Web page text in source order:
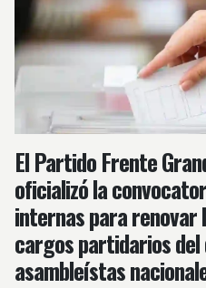
El Partido Frente
oficializó la
internas para renovar
cargos partidarios
asambleístas